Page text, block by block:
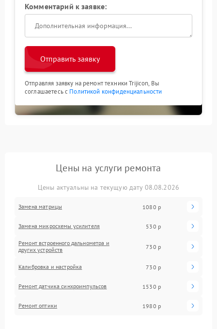
Комментарий к заявке:
Отправить заявку
Отправляя заявку на ремонт техники Trijicon, Вы
соглашаетесь с Политикой конфиденциальности
Цены на услуги ремонта
Цены актуальны на текущую дату 08.08.2026
Замена матрицы 1080 р
Замена микросхемы усилителя 530 р
Ремонт встроенного дальнометра и
других устройств
730 р
Калибровка и настройка 730 р
Ремонт датчика синхроимпульсов 1530 р
Ремонт оптики 1980 р